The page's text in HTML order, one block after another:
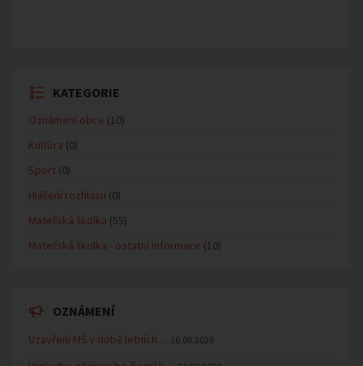
KATEGORIE
Oznámení obce (10)
Kultůra (0)
Sport (0)
Hlášení rozhlasu (0)
Mateřská školka (55)
Mateřská školka - ostatní informace (10)
OZNÁMENÍ
Uzavření MŠ v době letních… 16.06.2026